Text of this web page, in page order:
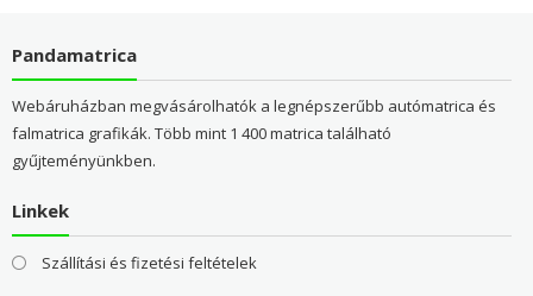
Pandamatrica
Webáruházban megvásárolhatók a legnépszerűbb autómatrica és
falmatrica grafikák. Több mint 1 400 matrica található
gyűjteményünkben.
Linkek
Szállítási és fizetési feltételek